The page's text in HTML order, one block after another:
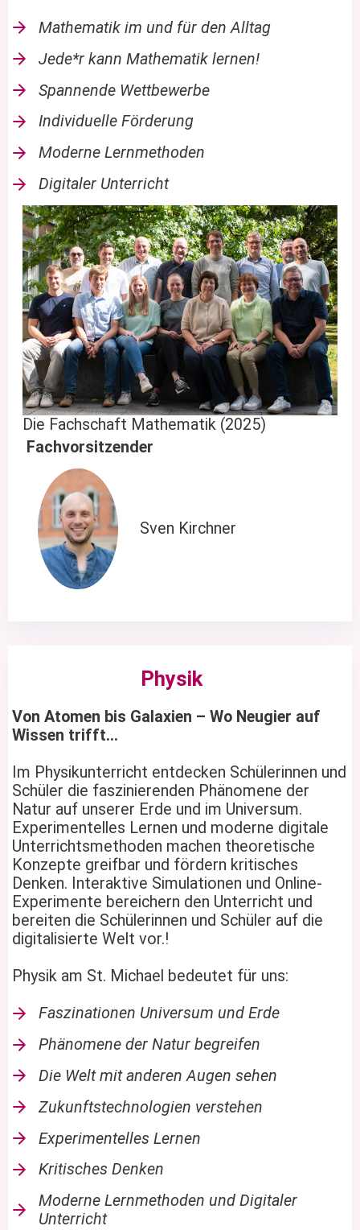
Mathematik im und für den Alltag
Jede*r kann Mathematik lernen!
Spannende Wettbewerbe
Individuelle Förderung
Moderne Lernmethoden
Digitaler Unterricht
Die Fachschaft Mathematik (2025)
Fachvorsitzender
Sven Kirchner
Physik
Von Atomen bis Galaxien – Wo Neugier auf
Wissen trifft…
Im Physikunterricht entdecken Schülerinnen und
Schüler die faszinierenden Phänomene der
Natur auf unserer Erde und im Universum.
Experimentelles Lernen und moderne digitale
Unterrichtsmethoden machen theoretische
Konzepte greifbar und fördern kritisches
Denken. Interaktive Simulationen und Online-
Experimente bereichern den Unterricht und
bereiten die Schülerinnen und Schüler auf die
digitalisierte Welt vor.!
Physik am St. Michael bedeutet für uns:
Faszinationen Universum und Erde
Phänomene der Natur begreifen
Die Welt mit anderen Augen sehen
Zukunftstechnologien verstehen
Experimentelles Lernen
Kritisches Denken
Moderne Lernmethoden und Digitaler
Unterricht